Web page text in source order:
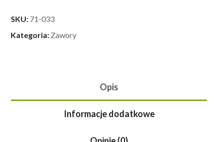
SKU: 71-033
Kategoria: Zawory
Opis
Informacje dodatkowe